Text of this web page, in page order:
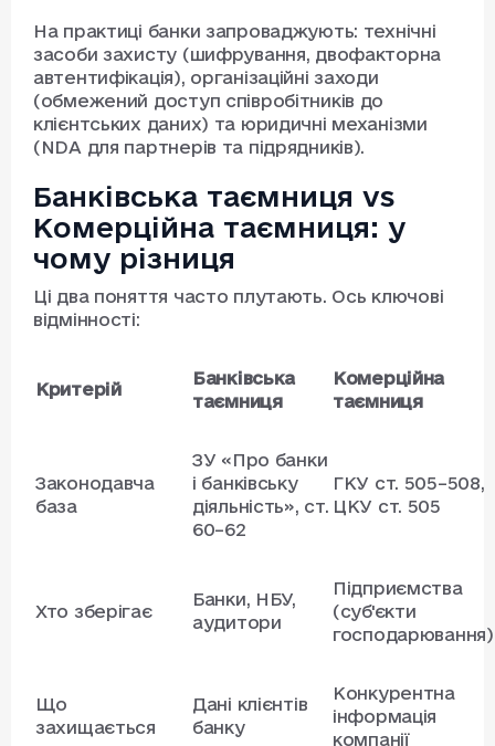
На практиці банки запроваджують: технічні
засоби захисту (шифрування, двофакторна
автентифікація), організаційні заходи
(обмежений доступ співробітників до
клієнтських даних) та юридичні механізми
(NDA для партнерів та підрядників).
Банківська таємниця vs
Комерційна таємниця: у
чому різниця
Ці два поняття часто плутають. Ось ключові
відмінності:
Критерій
Банківська
таємниця
Комерційна
таємниця
Законодавча
база
ЗУ «Про банки
і банківську
діяльність», ст.
60–62
ГКУ ст. 505–508,
ЦКУ ст. 505
Хто зберігає
Банки, НБУ,
аудитори
Підприємства
(суб'єкти
господарювання)
Що
захищається
Дані клієнтів
банку
Конкурентна
інформація
компанії